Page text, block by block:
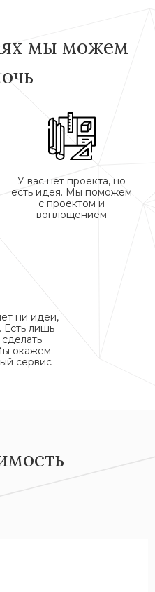
мы можем
У вас нет проекта, но
есть идея. Мы поможем
с проектом и
воплощением
ни идеи,
Есть лишь
окажем
сервис